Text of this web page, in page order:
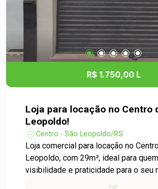
R$ 1.750,00 L
Loja para locação no Centro
Leopoldo!
Centro - São Leopoldo/RS
Loja comercial para locação no
Leopoldo, com 29m², ideal para
visibilidade e praticidade para o seu